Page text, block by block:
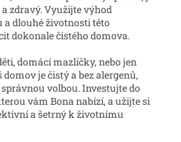
zdravý. Využijte výhod
dlouhé životnosti této
dokonale čistého domova.
domácí mazlíčky, nebo jen
je čistý a bez alergenů,
volbou. Investujte do
vám Bona nabízí, a užijte si
a šetrný k životnímu